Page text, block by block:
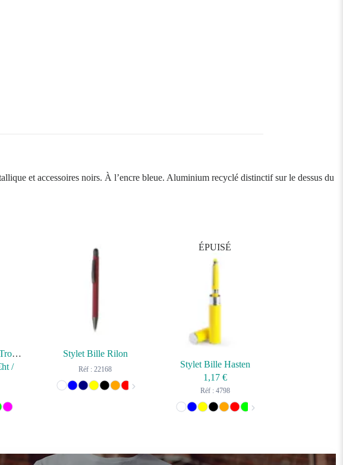
et accessoires noirs. À l’encre bleue. Aluminium recyclé distinctif sur le dessus du
Stylo Vaporisateur Tromix
/
Stylet Bille Rilon
Réf : 22168
ÉPUISÉ
Stylet Bille Hasten
1,17 €
Réf : 4798